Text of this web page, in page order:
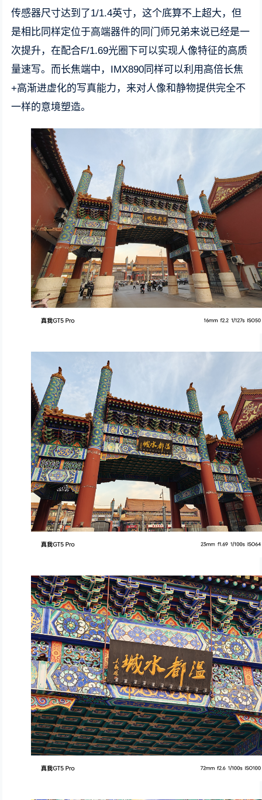
传感器尺寸达到了1/1.4英寸，这个底算不上超大，但
是相比同样定位于高端器件的同门师兄弟来说已经是一
次提升，在配合F/1.69光圈下可以实现人像特征的高质
量速写。而长焦端中，IMX890同样可以利用高倍长焦
+高渐进虚化的写真能力，来对人像和静物提供完全不
一样的意境塑造。